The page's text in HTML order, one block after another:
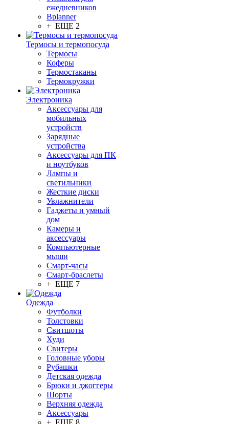
ежедневников
Bplanner
+ ЕЩЕ 2
Термосы и термопосуда
Термосы
Коферы
Термостаканы
Термокружки
Электроника
Аксессуары для
мобильных
устройств
Зарядные
устройства
Аксессуары для ПК
и ноутбуков
Лампы и
светильники
Жесткие диски
Увлажнители
Гаджеты и умный
дом
Камеры и
аксессуары
Компьютерные
мыши
Смарт-часы
Смарт-браслеты
+ ЕЩЕ 7
Одежда
Футболки
Толстовки
Свитшоты
Худи
Свитеры
Головные уборы
Рубашки
Детская одежда
Брюки и джоггеры
Шорты
Верхняя одежда
Аксессуары
+ ЕЩЕ 8